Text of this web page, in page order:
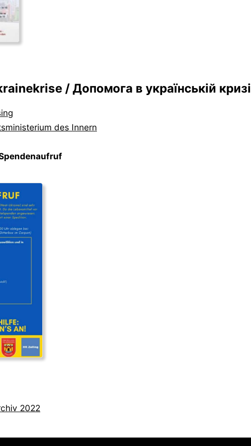
/ Допомога в українській кризі
des Innern
2022